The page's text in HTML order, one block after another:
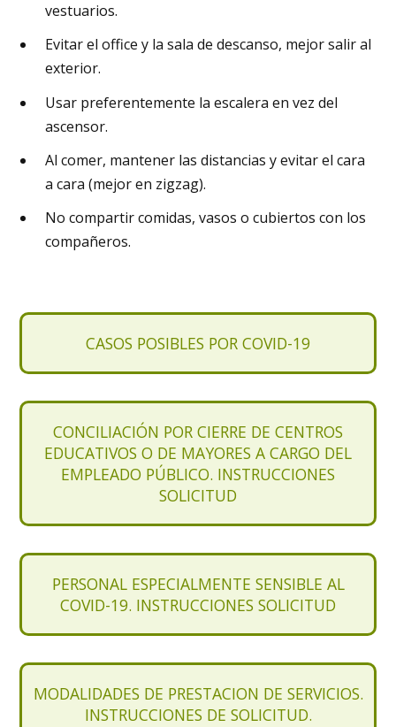
vestuarios.
Evitar el office y la sala de descanso, mejor salir al
exterior.
Usar preferentemente la escalera en vez del
ascensor.
Al comer, mantener las distancias y evitar el cara
a cara (mejor en zigzag).
No compartir comidas, vasos o cubiertos con los
compañeros.
CASOS POSIBLES POR COVID-19
CONCILIACIÓN POR CIERRE DE CENTROS
EDUCATIVOS O DE MAYORES A CARGO DEL
EMPLEADO PÚBLICO. INSTRUCCIONES
SOLICITUD
PERSONAL ESPECIALMENTE SENSIBLE AL
COVID-19. INSTRUCCIONES SOLICITUD
MODALIDADES DE PRESTACION DE SERVICIOS.
INSTRUCCIONES DE SOLICITUD.